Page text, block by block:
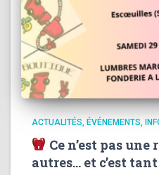
ACTUALITÉS ÉVÉNEMENTS
Ce n’est pas
autres… et c’est